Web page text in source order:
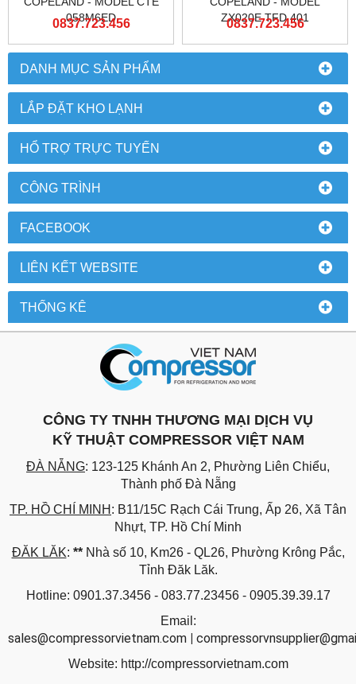
DANH MỤC SẢN PHẨM
LẮP ĐẶT KHO LẠNH
HỔ TRỢ TRỰC TUYẾN
CÔNG TRÌNH
FACEBOOK
LIÊN KẾT WEBSITE
THỐNG KÊ
058M6ED
0837.723.456
ZX020E TFD 401
0837.723.456
CÔNG TY TNHH THƯƠNG MẠI DỊCH VỤ
KỸ THUẬT COMPRESSOR VIỆT NAM
ĐÀ NẴNG: 123-125 Khánh An 2, Phường Liên Chiểu,
Thành phố Đà Nẵng
TP. HỒ CHÍ MINH : B11/15C Rạch Cái Trung, Ấp 26, Xã Tân
Nhựt, TP. Hồ Chí Minh
ĐĂK LĂK: ** Nhà số 10, Km26 - QL26, Phường Krông Pắc,
Tỉnh Đăk Lăk.
Hotline: 0901.37.3456 - 083.77.23456 - 0905.39.39.17
Email:
sales@compressorvietnam.com
Website: http://compressorvietnam.com